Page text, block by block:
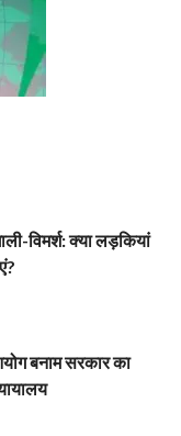
विमर्श: क्या लड़कियां
बनाम सरकार का